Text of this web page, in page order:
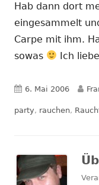
Hab dann dort
eingesammelt
Carpe mit ihm.
sowas
Ich
Veröffentlicht
am
6. Mai 2006
party, rauchen,